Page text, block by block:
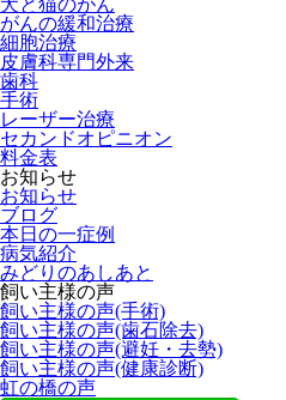
犬と猫のがん
がんの緩和治療
細胞治療
皮膚科専門外来
歯科
手術
レーザー治療
セカンドオピニオン
料金表
お知らせ
お知らせ
ブログ
本日の一症例
病気紹介
みどりのあしあと
飼い主様の声
飼い主様の声(手術)
飼い主様の声(歯石除去)
飼い主様の声(避妊・去勢)
飼い主様の声(健康診断)
虹の橋の声